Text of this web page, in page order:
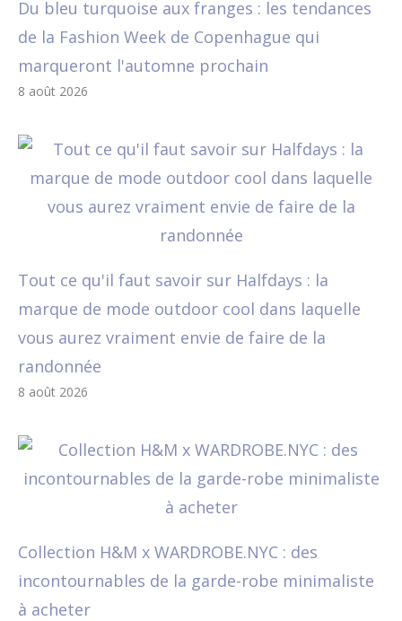
Du bleu turquoise aux franges : les tendances
de la Fashion Week de Copenhague qui
marqueront l'automne prochain
8 août 2026
Tout ce qu'il faut savoir sur Halfdays : la
marque de mode outdoor cool dans laquelle
vous aurez vraiment envie de faire de la
randonnée
8 août 2026
Collection H&M x WARDROBE.NYC : des
incontournables de la garde-robe minimaliste
à acheter